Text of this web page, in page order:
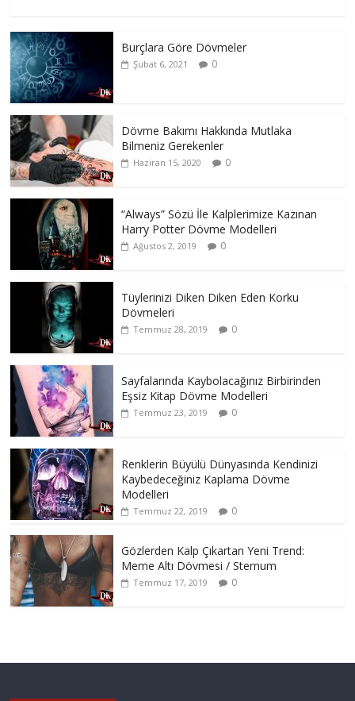
Burçlara Göre Dövmeler
Şubat 6, 2021 0
Dövme Bakımı Hakkında Mutlaka
Bilmeniz Gerekenler
Haziran 15, 2020 0
“Always” Sözü İle Kalplerimize Kazınan
Harry Potter Dövme Modelleri
Ağustos 2, 2019 0
Tüylerinizi Diken Diken Eden Korku
Dövmeleri
Temmuz 28, 2019 0
Sayfalarında Kaybolacağınız Birbirinden
Eşsiz Kitap Dövme Modelleri
Temmuz 23, 2019 0
Renklerin Büyülü Dünyasında Kendinizi
Kaybedeceğiniz Kaplama Dövme
Modelleri
Temmuz 22, 2019 0
Gözlerden Kalp Çıkartan Yeni Trend:
Meme Altı Dövmesi / Sternum
Temmuz 17, 2019 0